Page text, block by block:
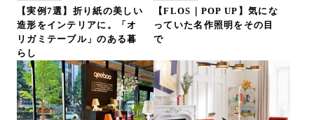
【実例7選】折り紙の美しい
造形をインテリアに。「オ
リガミテーブル」のある暮
らし
【FLOS｜POP UP】気にな
っていた名作照明をその目
で